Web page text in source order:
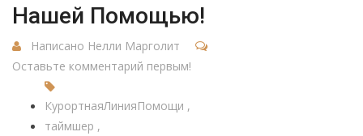
Нашей Помощью!
Написано Нелли Марголит
Оставьте комментарий первым!
КурортнаяЛинияПомощи
таймшер